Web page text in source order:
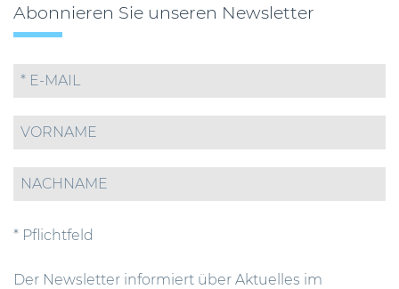
Abonnieren Sie unseren Newsletter
* Pflichtfeld
Der Newsletter informiert über Aktuelles im